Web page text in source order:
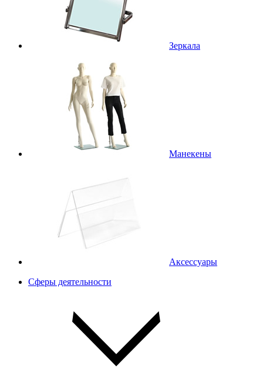
Зеркала
Манекены
Аксессуары
Сферы деятельности